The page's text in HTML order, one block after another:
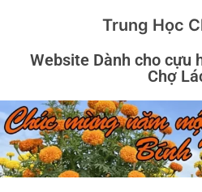
Trung Học
Website Dành cho cựu
Chợ